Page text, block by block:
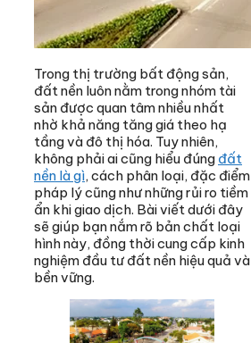
Trong thị trường bất động sản,
đất nền luôn nằm trong nhóm tài
sản được quan tâm nhiều nhất
nhờ khả năng tăng giá theo hạ
tầng và đô thị hóa. Tuy nhiên,
không phải ai cũng hiểu đúng đất
nền là gì, cách phân loại, đặc điểm
pháp lý cũng như những rủi ro tiềm
ẩn khi giao dịch. Bài viết dưới đây
sẽ giúp bạn nắm rõ bản chất loại
hình này, đồng thời cung cấp kinh
nghiệm đầu tư đất nền hiệu quả và
bền vững.